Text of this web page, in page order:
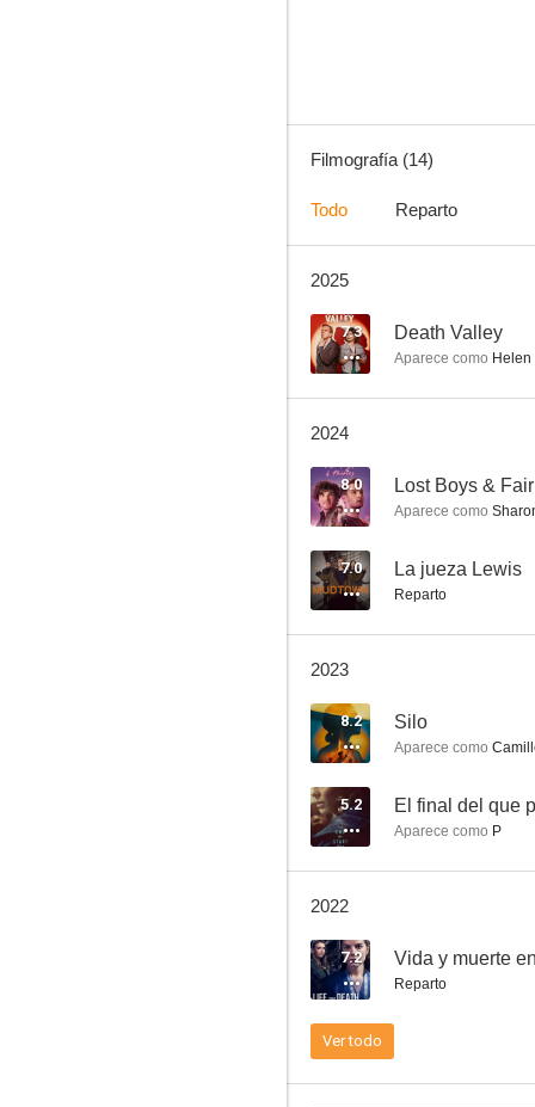
6.0
Hombres duros
Filmografía (14)
Todo Reparto
2025
7.3 Death Valley
Aparece como Helen
2024
8.0 Lost Boys &
Aparece como
7.0 La jueza Lewis
Reparto
2023
8.2 Silo
Aparece como
5.2 El final del que
Aparece como P
2022
7.2 Vida y muerte
Reparto
Ver todo